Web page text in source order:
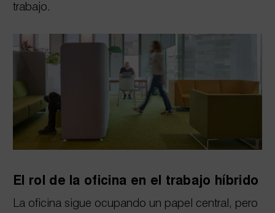
trabajo.
El rol de la oficina en el trabajo híbrido
La oficina sigue ocupando un papel central, pero